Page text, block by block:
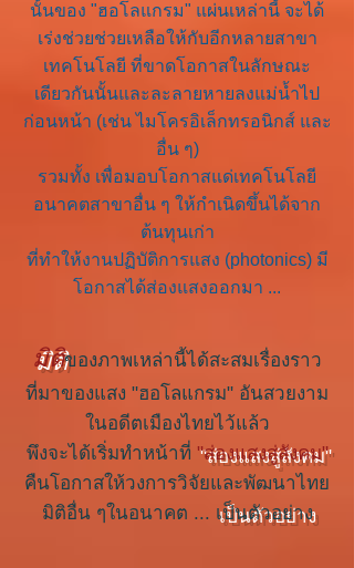
นั้นของ "ฮอโลแกรม" แผ่นเหล่านี้ จะได้
เร่งช่วยช่วยเหลือให้กับอีกหลายสาขา
เทคโนโลยี ที่ขาดโอกาสในลักษณะ
เดียวกันนั้นและละลายหายลงแม่น้ำไป
ก่อนหน้า (เช่น ไมโครอิเล็กทรอนิกส์ และ
อื่น ๆ)
รวมทั้ง เพื่อมอบโอกาสแด่เทคโนโลยี
อนาคตสาขาอื่น ๆ ให้กำเนิดขึ้นได้จาก
ต้นทุนเก่า
ที่ทำให้งานปฏิบัติการแสง (photonics) มี
โอกาสได้ส่องแสงออกมา ...
มิติของภาพเหล่านี้ได้สะสมเรื่องราว
ที่มาของแสง "ฮอโลแกรม" อันสวยงาม
ในอดีตเมืองไทยไว้แล้ว
พึงจะได้เริ่มทำหน้าที่ "ส่องแสงสู่สังคม"
คืนโอกาสให้วงการวิจัยและพัฒนาไทย
มิติอื่น ๆในอนาคต ... เป็นตัวอย่าง